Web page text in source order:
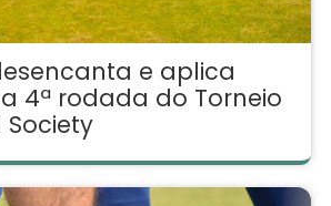
e aplica
4ª rodada do Torneio
Society